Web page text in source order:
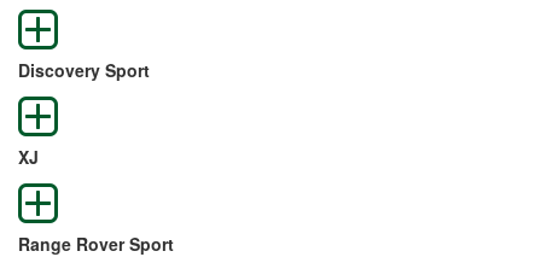
Discovery Sport
XJ
Range Rover Sport